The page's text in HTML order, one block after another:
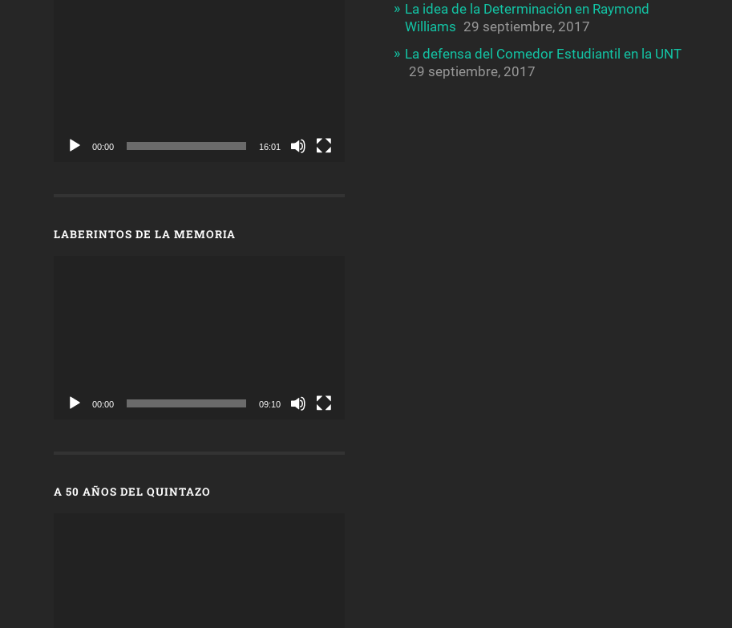
00:00 16:01
LABERINTOS DE LA MEMORIA
00:00 09:10
A 50 AÑOS DEL QUINTAZO
La idea de la Determinación en Raymond
Williams 29 septiembre, 2017
La defensa del Comedor Estudiantil en la UNT
29 septiembre, 2017